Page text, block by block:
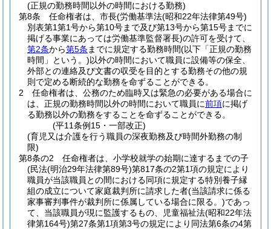
(正規の勤務時間以外の時間における勤務)
第8条
任命権者は、市長(労働基準法(昭和22年法律第49号)
別表第1第1号から第10号まで及び第13号から第15号までに
掲げる事業にあっては労働基準監督署長)の許可を受けて、
第2条から第5条 までに規定する勤務時間(以下「正規の勤務
時間」という。)以外の時間において職員に設備等の保全、
外部との連絡及び文書の収受を目的とする勤務その他の規
則で定める断続的な勤務を命ずることができる。
2
任命権者は、公務のため臨時又は緊急の必要がある場合に
は、正規の勤務時間以外の時間において職員に前項に掲げ
る勤務以外の勤務をすることを命ずることができる。
(平11条例15・一部改正)
(育児又は介護を行う職員の深夜勤務及び時間外勤務の制
限)
第8条の2
任命権者は、小学校就学の始期に達するまでの子
(民法(明治29年法律第89号)第817条の2第1項の規定により
職員が当該職員との間における同項に規定する特別養子縁
組の成立について家庭裁判所に請求した者(当該請求に係る
家事審判事件が裁判所に係属している場合に限る。)であっ
て、当該職員が現に監護するもの、児童福祉法(昭和22年法
律第164号)第27条第1項第3号の規定により同法第6条の4第